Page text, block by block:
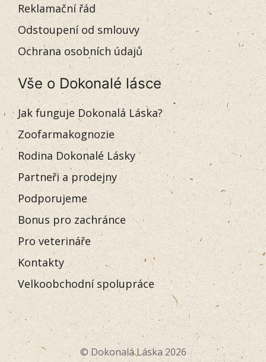
Reklamační řád
Odstoupení od smlouvy
Ochrana osobních údajů
Vše o Dokonalé lásce
Jak funguje Dokonalá Láska?
Zoofarmakognozie
Rodina Dokonalé Lásky
Partneři a prodejny
Podporujeme
Bonus pro zachránce
Pro veterináře
Kontakty
Velkoobchodní spolupráce
© Dokonalá Láska 2026